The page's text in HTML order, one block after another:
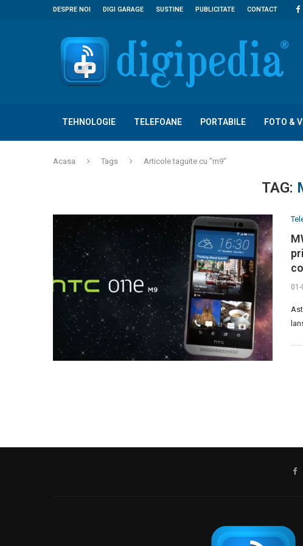
DESPRE NOI DIGI GARAGE SUSTINE PUBLICITATE CONTACT
TEHNOLOGIE TELEFOANE PORTABILE FOTO &
Acasa Tags Articole taguite cu "m9"
TAG: